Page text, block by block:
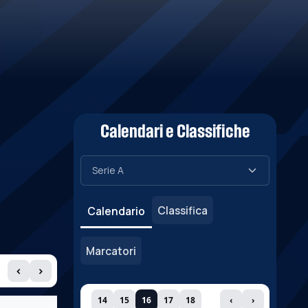
‹ ›
Calendari e Classifiche
Calendario Classifica
Marcatori
14 15 16 17 18 ‹ ›